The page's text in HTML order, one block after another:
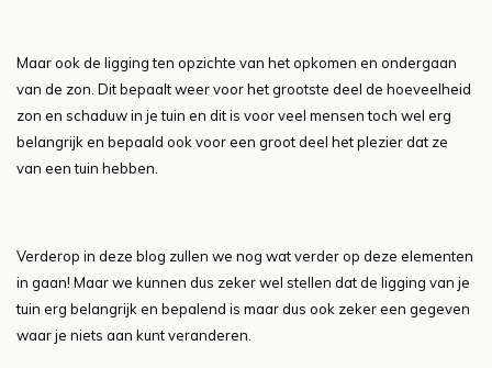
Maar ook de ligging ten opzichte van het opkomen en ondergaan
van de zon. Dit bepaalt weer voor het grootste deel de hoeveelheid
zon en schaduw in je tuin en dit is voor veel mensen toch wel erg
belangrijk en bepaald ook voor een groot deel het plezier dat ze
van een tuin hebben.
Verderop in deze blog zullen we nog wat verder op deze elementen
in gaan! Maar we kunnen dus zeker wel stellen dat de ligging van je
tuin erg belangrijk en bepalend is maar dus ook zeker een gegeven
waar je niets aan kunt veranderen.